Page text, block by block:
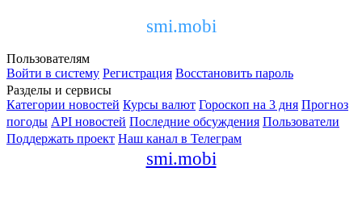
smi.mobi
Пользователям
Войти в систему Регистрация Восстановить пароль
Разделы и сервисы
Категории новостей Курсы валют Гороскоп на 3 дня Прогноз
погоды API новостей Последние обсуждения Пользователи
Поддержать проект Наш канал в Телеграм
smi.mobi